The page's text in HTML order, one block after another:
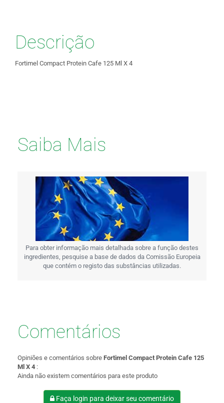
Descrição
Fortimel Compact Protein Cafe 125 Ml X 4
Saiba Mais
Para obter informação mais detalhada sobre a função destes
ingredientes, pesquise a base de dados da Comissão Europeia
que contém o registo das substâncias utilizadas.
Comentários
Opiniões e comentários sobre Fortimel Compact Protein Cafe 125
Ml X 4 :
Ainda não existem comentários para este produto
Faça login para deixar seu comentário